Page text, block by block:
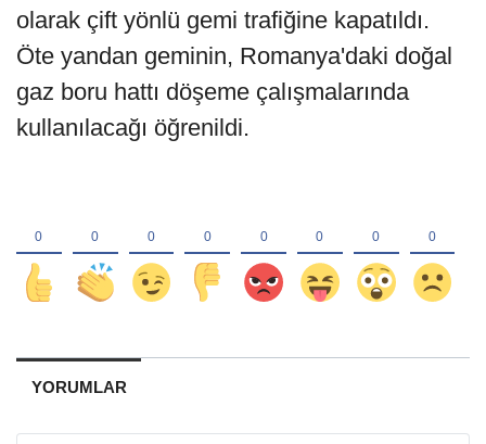
olarak çift yönlü gemi trafiğine kapatıldı.
Öte yandan geminin, Romanya'daki doğal
gaz boru hattı döşeme çalışmalarında
kullanılacağı öğrenildi.
YORUMLAR